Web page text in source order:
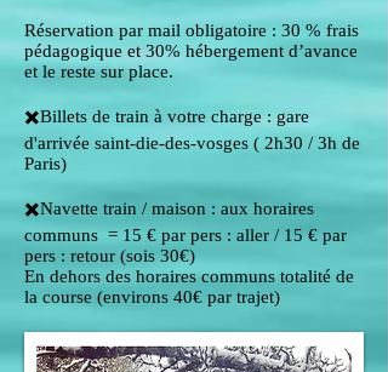
Réservation par mail obligatoire : 30 % frais
pédagogique et 30% hébergement d’avance
et le reste sur place.
✖️Billets de train à votre charge : gare
d'arrivée saint-die-des-vosges ( 2h30 / 3h de
Paris)
✖️Navette train / maison : aux horaires
communs = 15 € par pers : aller / 15 € par
pers : retour (sois 30€)
En dehors des horaires communs totalité de
la course (environs 40€ par trajet)